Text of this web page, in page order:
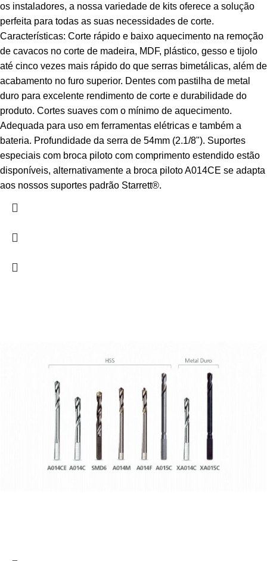
os instaladores, a nossa variedade de kits oferece a solução
perfeita para todas as suas necessidades de corte.
Características: Corte rápido e baixo aquecimento na remoção
de cavacos no corte de madeira, MDF, plástico, gesso e tijolo
até cinco vezes mais rápido do que serras bimetálicas, além de
acabamento no furo superior. Dentes com pastilha de metal
duro para excelente rendimento de corte e durabilidade do
produto. Cortes suaves com o mínimo de aquecimento.
Adequada para uso em ferramentas elétricas e também a
bateria. Profundidade da serra de 54mm (2.1/8"). Suportes
especiais com broca piloto com comprimento estendido estão
disponíveis, alternativamente a broca piloto A014CE se adapta
aos nossos suportes padrão Starrett®.